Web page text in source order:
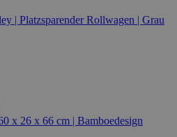
| Platzsparender Rollwagen | Grau